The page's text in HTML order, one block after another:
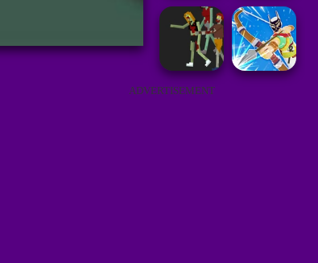
ADVERTISEMENT